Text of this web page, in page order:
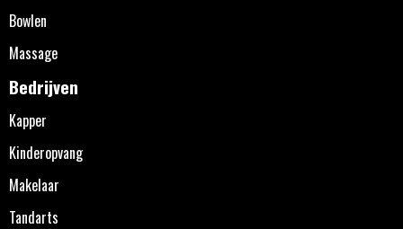
Bowlen
Massage
Bedrijven
Kapper
Kinderopvang
Makelaar
Tandarts